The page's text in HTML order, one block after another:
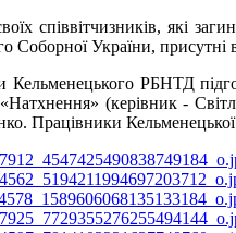
співвітчизників, які
Соборної України,
Кельменецького РБНТД
(керівник -
Працівники